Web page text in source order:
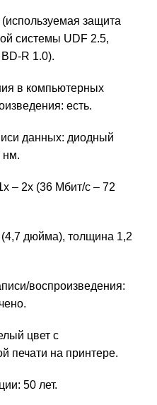
защита
системы UDF 2.5,
R 1.0).
в компьютерных
есть.
данных: диодный
нм.
– 2х (36 Мбит/с – 72
дюйма), толщина 1,2
воспроизведения:
цвет с
печати на принтере.
50 лет.